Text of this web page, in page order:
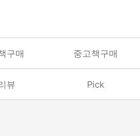
구매 중고책구매
뷰 Pick